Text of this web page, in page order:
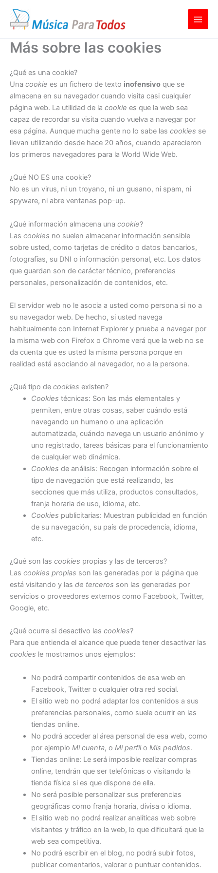
contenido
Más sobre las cookies
¿Qué es una cookie?
Una cookie es un fichero de texto inofensivo que se
almacena en su navegador cuando visita casi cualquier
página web. La utilidad de la cookie es que la web sea
capaz de recordar su visita cuando vuelva a navegar por
esa página. Aunque mucha gente no lo sabe las cookies se
llevan utilizando desde hace 20 años, cuando aparecieron
los primeros navegadores para la World Wide Web.
¿Qué NO ES una cookie?
No es un virus, ni un troyano, ni un gusano, ni spam, ni
spyware, ni abre ventanas pop-up.
¿Qué información almacena una cookie?
Las cookies no suelen almacenar información sensible
sobre usted, como tarjetas de crédito o datos bancarios,
fotografías, su DNI o información personal, etc. Los datos
que guardan son de carácter técnico, preferencias
personales, personalización de contenidos, etc.
El servidor web no le asocia a usted como persona si no a
su navegador web. De hecho, si usted navega
habitualmente con Internet Explorer y prueba a navegar por
la misma web con Firefox o Chrome verá que la web no se
da cuenta que es usted la misma persona porque en
realidad está asociando al navegador, no a la persona.
¿Qué tipo de cookies existen?
Cookies técnicas: Son las más elementales y
permiten, entre otras cosas, saber cuándo está
navegando un humano o una aplicación
automatizada, cuándo navega un usuario anónimo y
uno registrado, tareas básicas para el funcionamiento
de cualquier web dinámica.
Cookies de análisis: Recogen información sobre el
tipo de navegación que está realizando, las
secciones que más utiliza, productos consultados,
franja horaria de uso, idioma, etc.
Cookies publicitarias: Muestran publicidad en función
de su navegación, su país de procedencia, idioma,
etc.
¿Qué son las cookies propias y las de terceros?
Las cookies propias son las generadas por la página que
está visitando y las de terceros son las generadas por
servicios o proveedores externos como Facebook, Twitter,
Google, etc.
¿Qué ocurre si desactivo las cookies?
Para que entienda el alcance que puede tener desactivar las
cookies le mostramos unos ejemplos:
No podrá compartir contenidos de esa web en
Facebook, Twitter o cualquier otra red social.
El sitio web no podrá adaptar los contenidos a sus
preferencias personales, como suele ocurrir en las
tiendas online.
No podrá acceder al área personal de esa web, como
por ejemplo Mi cuenta, o Mi perfilo Mis pedidos.
Tiendas online: Le será imposible realizar compras
online, tendrán que ser telefónicas o visitando la
tienda física si es que dispone de ella.
No será posible personalizar sus preferencias
geográficas como franja horaria, divisa o idioma.
El sitio web no podrá realizar analíticas web sobre
visitantes y tráfico en la web, lo que dificultará que la
web sea competitiva.
No podrá escribir en el blog, no podrá subir fotos,
publicar comentarios, valorar o puntuar contenidos.